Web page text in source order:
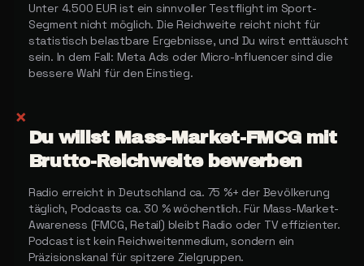
Unter 4.500 EUR ist ein sinnvoller Testflight im Sport-
Segment nicht möglich. Die Reichweite reicht nicht für
statistisch belastbare Ergebnisse, und Du wirst enttäuscht
sein. In dem Fall: Meta Ads oder Micro-Influencer sind die
bessere Wahl für den Einstieg.
✗
Du willst Mass-Market-FMCG mit
Brutto-Reichweite bewerben
Radio erreicht in Deutschland ca. 75 %+ der Bevölkerung
täglich, Podcasts ca. 30 % wöchentlich. Für Mass-Market-
Awareness (FMCG, Retail) bleibt Radio oder TV effizienter.
Podcast ist kein Reichweitenmedium, sondern ein
Präzisionskanal für spitzere Zielgruppen.